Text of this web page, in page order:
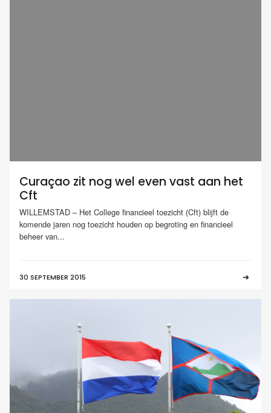
Curaçao zit nog wel even vast aan het
Cft
WILLEMSTAD – Het College financieel toezicht (Cft) blijft de
komende jaren nog toezicht houden op begroting en financieel
beheer van...
30 SEPTEMBER 2015